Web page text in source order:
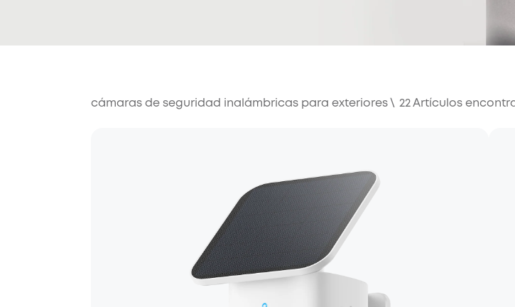
cámaras de seguridad inalámbricas para exteriores \ 22 Artículos